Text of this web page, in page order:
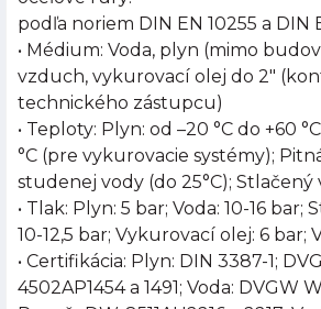
podľa noriem DIN EN 10255 a DIN
• Médium: Voda, plyn (mimo
vzduch, vykurovací olej do 2"
technického zástupcu)
• Teploty: Plyn: od –20 °C do +60
°C (pre vykurovacie systémy);
studenej vody (do 25°C); Stlačený
• Tlak: Plyn: 5 bar; Voda: 10-16 bar;
10-12,5 bar; Vykurovací olej: 6 bar;
• Certifikácia: Plyn: DIN 3387-1;
4502AP1454 a 1491; Voda: DVGW